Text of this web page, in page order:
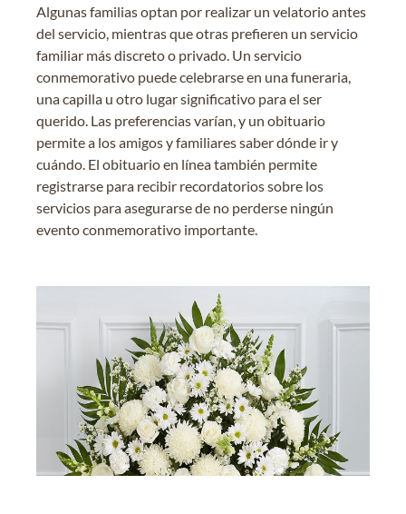
Algunas familias optan por realizar un velatorio antes
del servicio, mientras que otras prefieren un servicio
familiar más discreto o privado. Un servicio
conmemorativo puede celebrarse en una funeraria,
una capilla u otro lugar significativo para el ser
querido. Las preferencias varían, y un obituario
permite a los amigos y familiares saber dónde ir y
cuándo. El obituario en línea también permite
registrarse para recibir recordatorios sobre los
servicios para asegurarse de no perderse ningún
evento conmemorativo importante.